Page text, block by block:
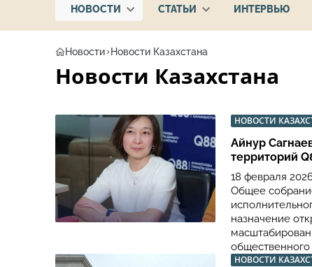
НОВОСТИ СТАТЬИ ИНТЕРВЬЮ
Новости Новости Казахстана
Новости Казахстана
НОВОСТИ
Айнур
территорий
18 февраля
Общее
назначение
общественного
НОВОСТИ